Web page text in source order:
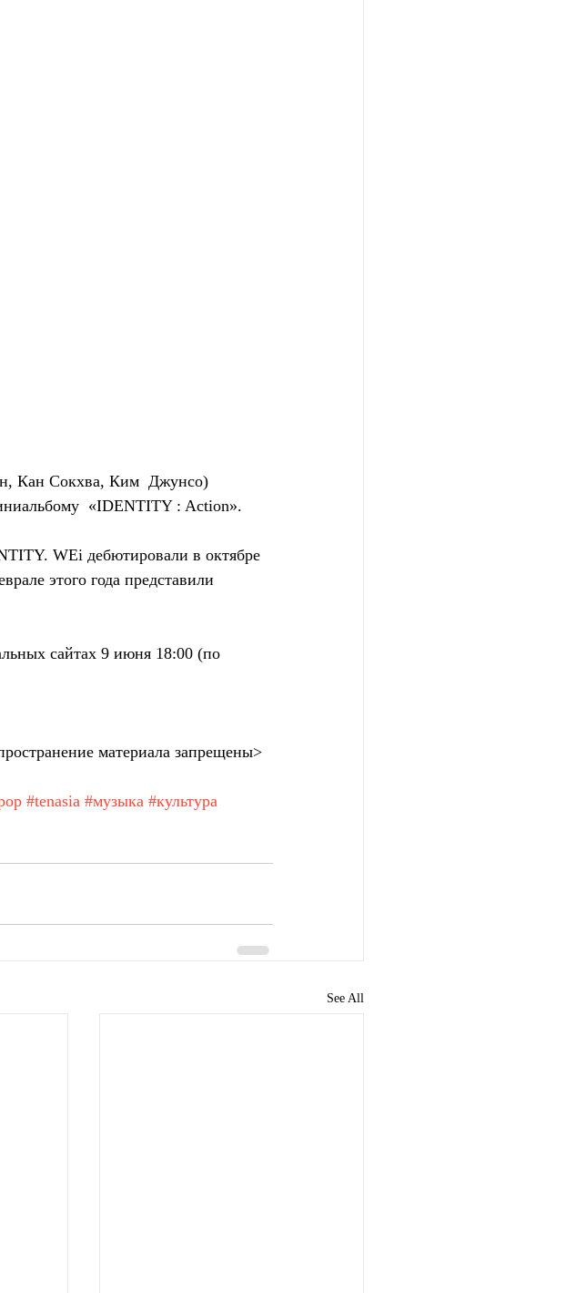
Кан Сокхва, Ким  Джунсо)
«IDENTITY : Action».
WEi дебютировали в октябре
этого года представили
сайтах 9 июня 18:00 (по
материала запрещены>
#tenasia #музыка #культура
See All